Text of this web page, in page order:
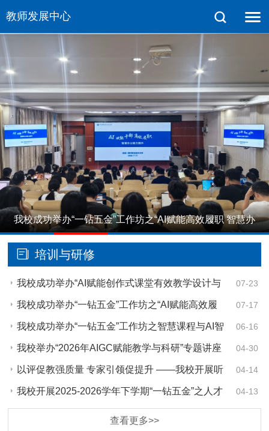
教师发展中心
我校成功举办“一钻五金”工作坊之“AI赋能高效履职 智慧办
2 3 4 5
培训与研修
07-23
我校成功举办“AI赋能创作式课堂有效教学设计与
教学创新实践工作坊”培训 07-17
我校成功举办“一钻五金”工作坊之“AI赋能高效履
职 智慧办公能力提升”专题培训 06-16
我校成功举办“一钻五金”工作坊之智慧课程与AI智
能体建设专项全员培训 04-30
我校举办“2026年AIGC赋能教学与科研”专题讲座
04-14
以评促教强质量 专家引领促提升 ——我校开展听
课评课教研活动 04-13
我校开展2025-2026学年下学期“一钻五金”之人才
查看更多>>